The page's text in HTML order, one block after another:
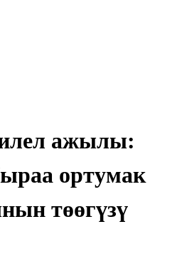
ажылы:
ортумак
төөгүзү